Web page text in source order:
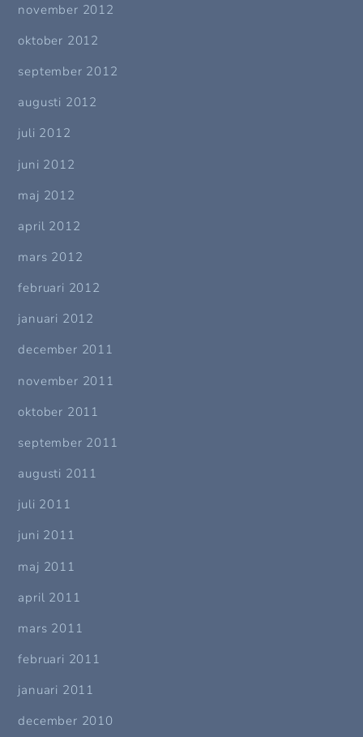
november 2012
oktober 2012
september 2012
augusti 2012
juli 2012
juni 2012
maj 2012
april 2012
mars 2012
februari 2012
januari 2012
december 2011
november 2011
oktober 2011
september 2011
augusti 2011
juli 2011
juni 2011
maj 2011
april 2011
mars 2011
februari 2011
januari 2011
december 2010